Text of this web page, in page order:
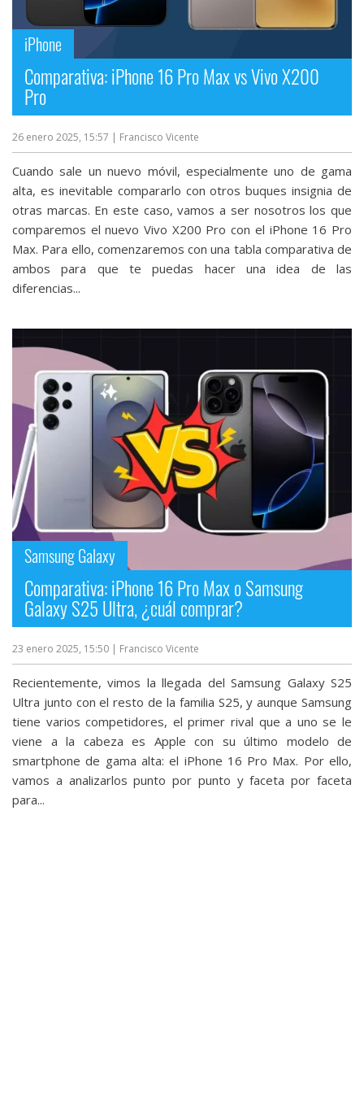
Operadores
Trucos
y
Tutoriales
Ciberseguridad
Sistemas
operativos
+
Más
temas
Sorteos
Foros
Contacto
/
Sobre
nosotros
/
Publicidad
/
Cambiar
opciones
de
privacidad
/
Aviso
Legal
iPhone
Comparativa: iPhone 16 Pro Max vs Vivo X200
Pro
26 enero 2025, 15:57 | Francisco Vicente
Cuando sale un nuevo móvil, especialmente uno de gama
alta, es inevitable compararlo con otros buques insignia de
otras marcas. En este caso, vamos a ser nosotros los que
comparemos el nuevo Vivo X200 Pro con el iPhone 16 Pro
Max. Para ello, comenzaremos con una tabla comparativa de
ambos para que te puedas hacer una idea de las
diferencias...
Samsung Galaxy
Comparativa: iPhone 16 Pro Max o Samsung
Galaxy S25 Ultra, ¿cuál comprar?
23 enero 2025, 15:50 | Francisco Vicente
Recientemente, vimos la llegada del Samsung Galaxy S25
Ultra junto con el resto de la familia S25, y aunque Samsung
tiene varios competidores, el primer rival que a uno se le
viene a la cabeza es Apple con su último modelo de
smartphone de gama alta: el iPhone 16 Pro Max. Por ello,
vamos a analizarlos punto por punto y faceta por faceta
para...